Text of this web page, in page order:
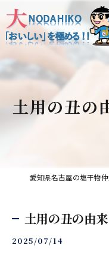
土用の丑の
土用の丑の由
2025/07/14